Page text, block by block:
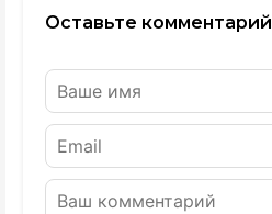
Оставьте комментарий